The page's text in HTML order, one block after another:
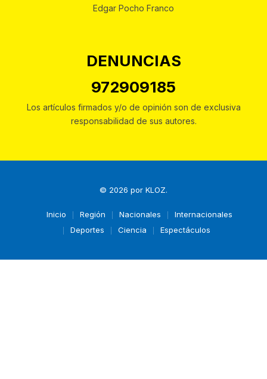
Edgar Pocho Franco
DENUNCIAS
972909185
Los artículos firmados y/o de opinión son de exclusiva
responsabilidad de sus autores.
© 2026 por KLOZ.
Inicio Región Nacionales
Internacionales
Deportes
Ciencia Espectáculos